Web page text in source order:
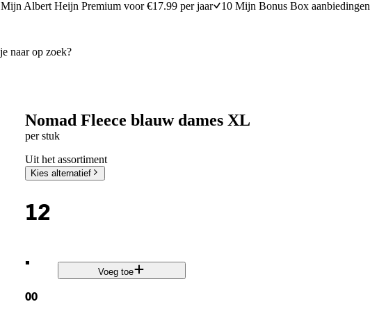
Mijn Albert Heijn Premium voor €17.99 per jaar 10 Mijn Bonus Box aanbiedingen
Nomad Fleece blauw dames XL
per stuk
Uit het assortiment
Kies alternatief
12
.
00
Voeg toe